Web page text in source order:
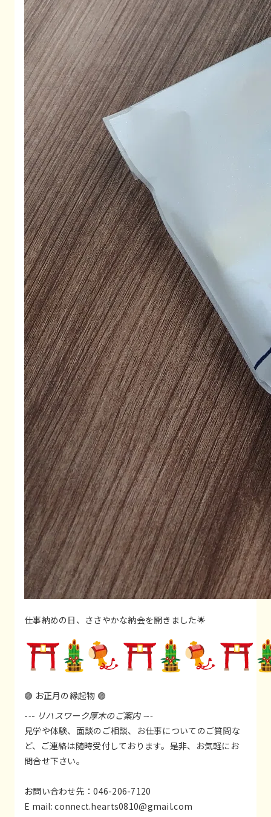
仕事納めの日、ささやかな納会を開きました🌟
🟣 お正月の縁起物 🟣
--- リハスワーク厚木のご案内 ---
見学や体験、面談のご相談、お仕事についてのご質問な
ど、ご連絡は随時受付しております。是非、お気軽にお
問合せ下さい。
お問い合わせ先：046-206-7120
E mail:connect.hearts0810@gmail.com